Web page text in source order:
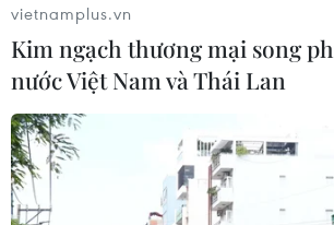
vietnamplus.vn
Kim ngạch thương mại song
nước Việt Nam và Thái Lan